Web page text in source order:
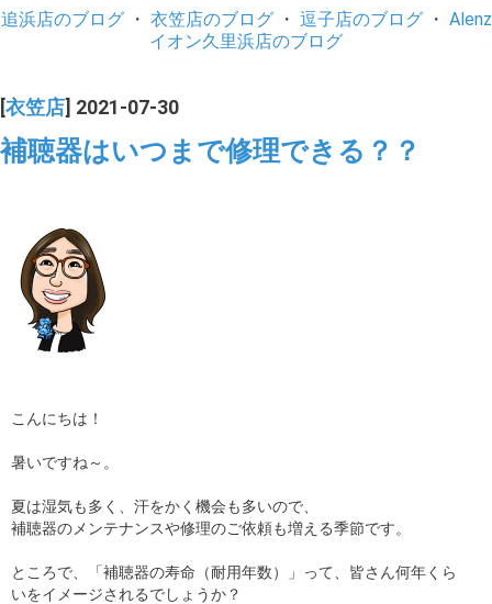
ショップ
お客さまの声
コラム
ブログ
追浜店のブログ・ 衣笠店のブログ・ 逗子店のブログ・ Alenz
イオン久里浜店のブログ
衣笠店 ] 2021-07-30
補聴器はいつまで修理できる？？
こんにちは！
暑いですね～。
夏は湿気も多く、汗をかく機会も多いので、
補聴器のメンテナンスや修理のご依頼も増える季節です。
ところで、「補聴器の寿命（耐用年数）」って、皆さん何年くら
いをイメージされるでしょうか？